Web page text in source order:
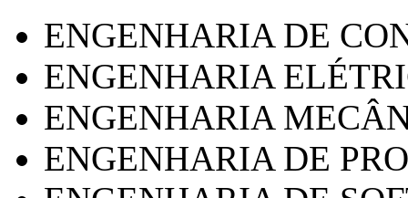
ENGENHARIA DE
ENGENHARIA
ENGENHARIA
ENGENHARIA DE